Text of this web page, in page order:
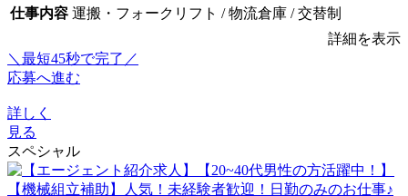
仕事内容 運搬・フォークリフト / 物流倉庫 / 交替制
詳細を表示
＼最短45秒で完了／
応募へ進む
詳しく
見る
スペシャル